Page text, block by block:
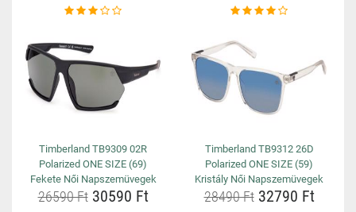
Timberland TB9309 02R
Polarized ONE SIZE (69)
Fekete Női Napszemüvegek
26590 Ft30590 Ft
Timberland TB9312 26D
Polarized ONE SIZE (59)
Kristály Női Napszemüvegek
28490 Ft32790 Ft